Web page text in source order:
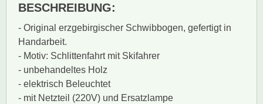
BESCHREIBUNG:
- Original erzgebirgischer Schwibbogen, gefertigt in
Handarbeit.
- Motiv: Schlittenfahrt mit Skifahrer
- unbehandeltes Holz
- elektrisch Beleuchtet
- mit Netzteil (220V) und Ersatzlampe